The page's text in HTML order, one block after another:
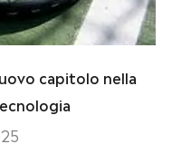
capitolo nella